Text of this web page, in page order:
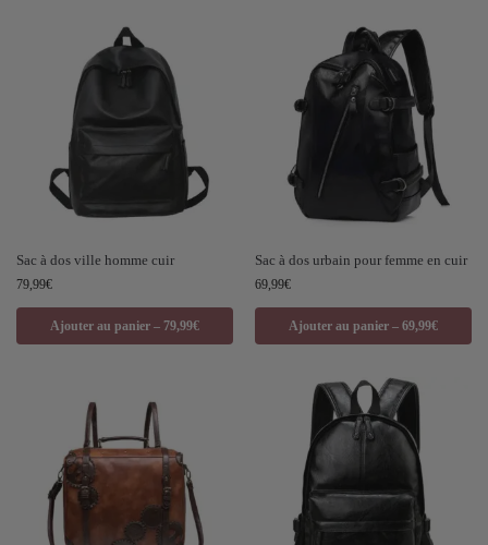
Sac à dos ville homme cuir
79,99€
Ajouter au panier – 79,99€
Sac à dos urbain pour femme en cuir
69,99€
Ajouter au panier – 69,99€